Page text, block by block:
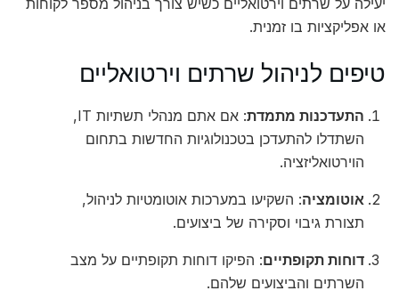
או אפליקציות בו זמנית.
טיפים לניהול שרתים וירטואליים
התעדכנות מתמדת
: אם אתם מנהלי תשתיות IT,
השתדלו להתעדכן בטכנולוגיות החדשות בתחום
הוירטואליזציה.
אוטומציה: השקיעו במערכות אוטומטיות לניהול,
תצורת גיבוי וסקירה של ביצועים.
דוחות תקופתיים: הפיקו דוחות תקופתיים על מצב
השרתים והביצועים שלהם.